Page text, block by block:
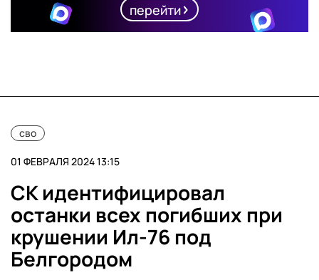
перейти
сво
01 ФЕВРАЛЯ 2024 13:15
СК идентифицировал
останки всех погибших при
крушении Ил-76 под
Белгородом